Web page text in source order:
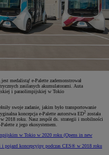
jest medalistą! e-Palette zademonstrował
zasilanych akumulatorami. Auta
i paraolimpijskiej w Tokio
swoje zadanie, jakim było transportowanie
koncepcja e-Palette autorstwa ED2 została
w 2018 roku. Nasz zespół ds. strategii i mobilności
z jego ekosystemem.
w Tokio w 2020 roku (Opens in new
pojazd koncepcyjny podczas CES® w 2018 roku